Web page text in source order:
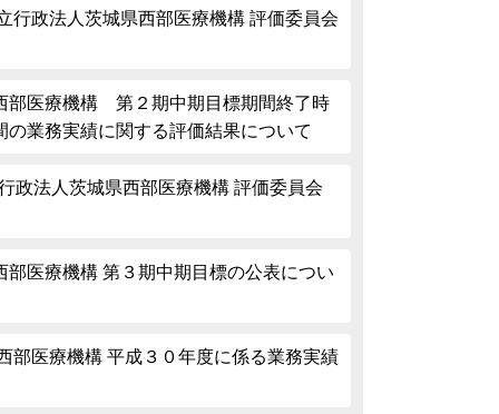
行政法人茨城県西部医療機構 評価委員会
部医療機構 第２期中期目標期間終了時
の業務実績に関する評価結果について
政法人茨城県西部医療機構 評価委員会
部医療機構 第３期中期目標の公表につい
部医療機構 平成３０年度に係る業務実績